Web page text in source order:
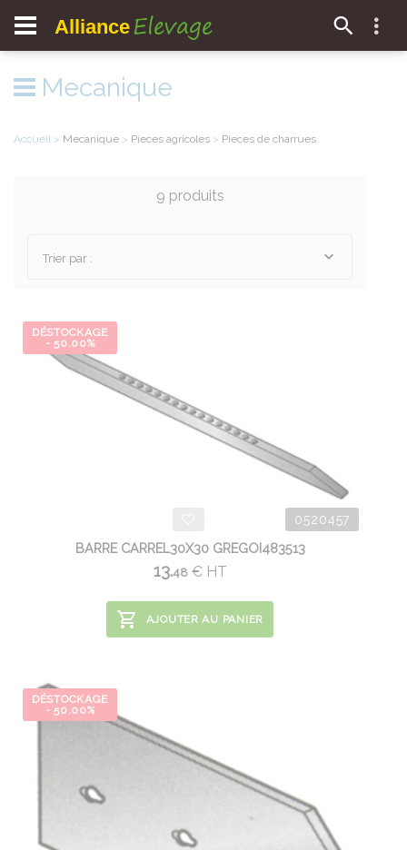
Alliance Elevage
Mecanique
Accueil > Mecanique > Pieces agricoles > Pieces de charrues
9 produits
Trier par :
DÉSTOCKAGE
- 50.00%
0520457
BARRE CARREL30X30 GREGOI483513
13.48 €HT
AJOUTER AU PANIER
DÉSTOCKAGE
- 50.00%